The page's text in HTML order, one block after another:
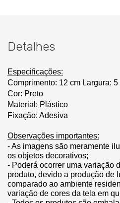
Detalhes
Especificações:
Comprimento: 12 cm Largura:
Cor: Preto
Material: Plástico
Fixação: Adesiva
Observações importantes:
- As imagens são meramente
os objetos decorativos;
- Poderá ocorrer uma variação
produto, devido a produção de
comparado ao ambiente
variação de cores da tela em